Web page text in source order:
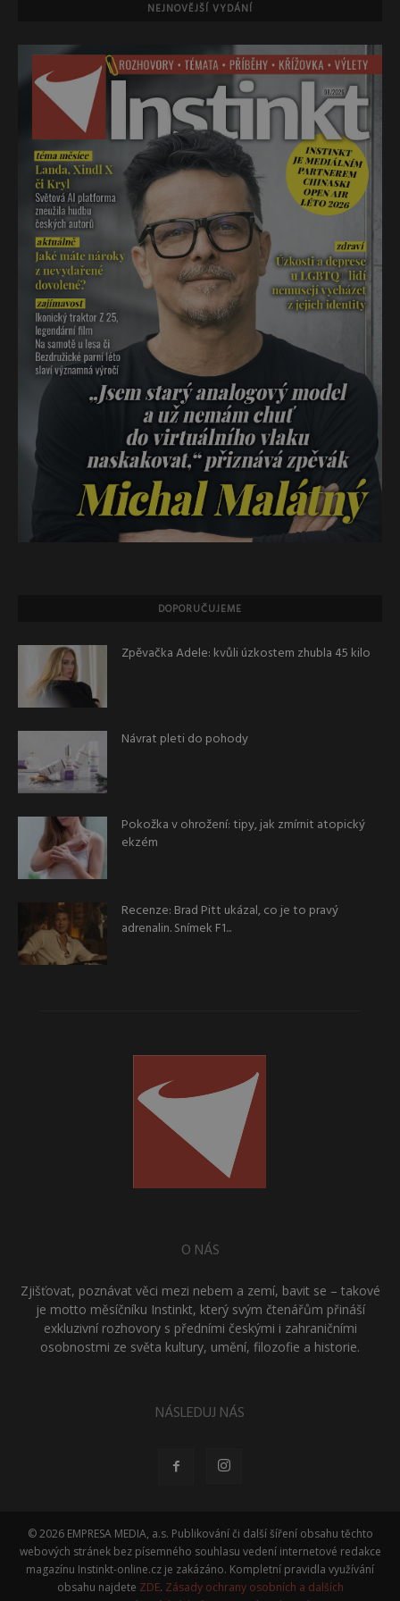
NEJNOVĚJŠÍ VYDÁNÍ
DOPORUČUJEME
Zpěvačka Adele: kvůli úzkostem zhubla 45 kilo
Návrat pleti do pohody
Pokožka v ohrožení: tipy, jak zmírnit atopický
ekzém
Recenze: Brad Pitt ukázal, co je to pravý
adrenalin. Snímek F1...
O NÁS
Zjišťovat, poznávat věci mezi nebem a zemí, bavit se – takové
je motto měsíčníku Instinkt, který svým čtenářům přináší
exkluzivní rozhovory s předními českými i zahraničními
osobnostmi ze světa kultury, umění, filozofie a historie.
NÁSLEDUJ NÁS
© 2026 EMPRESA MEDIA, a.s. Publikování či další šíření obsahu těchto
webových stránek bez písemného souhlasu vedení internetové redakce
magazínu Instinkt-online.cz je zakázáno. Kompletní pravidla využívání
obsahu najdete ZDE. Zásady ochrany osobních a dalších